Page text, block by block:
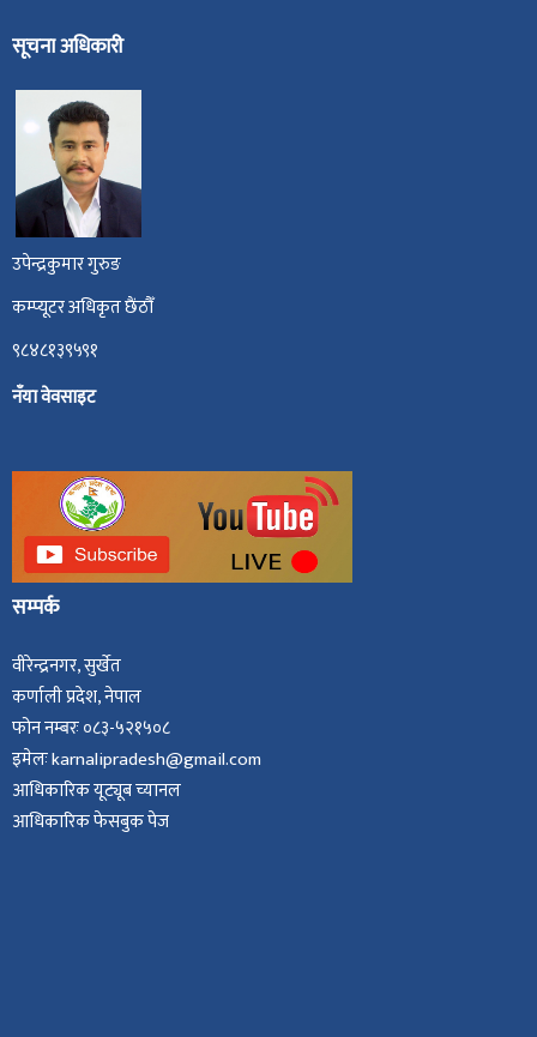
सूचना अधिकारी
उपेन्द्रकुमार गुरुङ
कम्प्यूटर अधिकृत छैंठौँ
९८४८१३९५९१
नँया वेवसाइट
सम्पर्क
वीरेन्द्रनगर, सुर्खेत
कर्णाली प्रदेश, नेपाल
फोन नम्बरः ०८३-५२१५०८
इमेलः karnalipradesh@gmail.com
आधिकारिक यूट्यूब च्यानल
आधिकारिक फेसबुक पेज